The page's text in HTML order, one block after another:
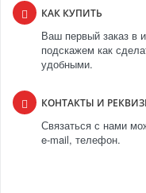
КАК КУПИТЬ
Ваш первый заказ в
подскажем как
удобными.
КОНТАКТЫ И
Связаться с нами
e-mail, телефон.